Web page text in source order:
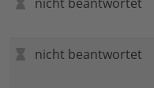
nicht beantwortet